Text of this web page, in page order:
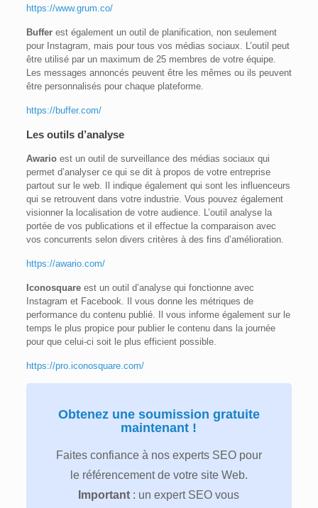
https://www.grum.co/
Bufferest également un outil de planification, non seulement
pour Instagram, mais pour tous vos médias sociaux. L’outil peut
être utilisé par un maximum de 25 membres de votre équipe.
Les messages annoncés peuvent être les mêmes ou ils peuvent
être personnalisés pour chaque plateforme.
https://buffer.com/
Les outils d’analyse
Awarioest un outil de surveillance des médias sociaux qui
permet d’analyser ce qui se dit à propos de votre entreprise
partout sur le web. Il indique également qui sont les influenceurs
qui se retrouvent dans votre industrie. Vous pouvez également
visionner la localisation de votre audience. L’outil analyse la
portée de vos publications et il effectue la comparaison avec
vos concurrents selon divers critères à des fins d’amélioration.
https://awario.com/
Iconosquareest un outil d’analyse qui fonctionne avec
Instagram et Facebook. Il vous donne les métriques de
performance du contenu publié. Il vous informe également sur le
temps le plus propice pour publier le contenu dans la journée
pour que celui-ci soit le plus efficient possible.
https://pro.iconosquare.com/
Obtenez une soumission gratuite
maintenant !
Faites confiance à nos experts SEO pour
le référencement de votre site Web.
Important : un expert SEO vous